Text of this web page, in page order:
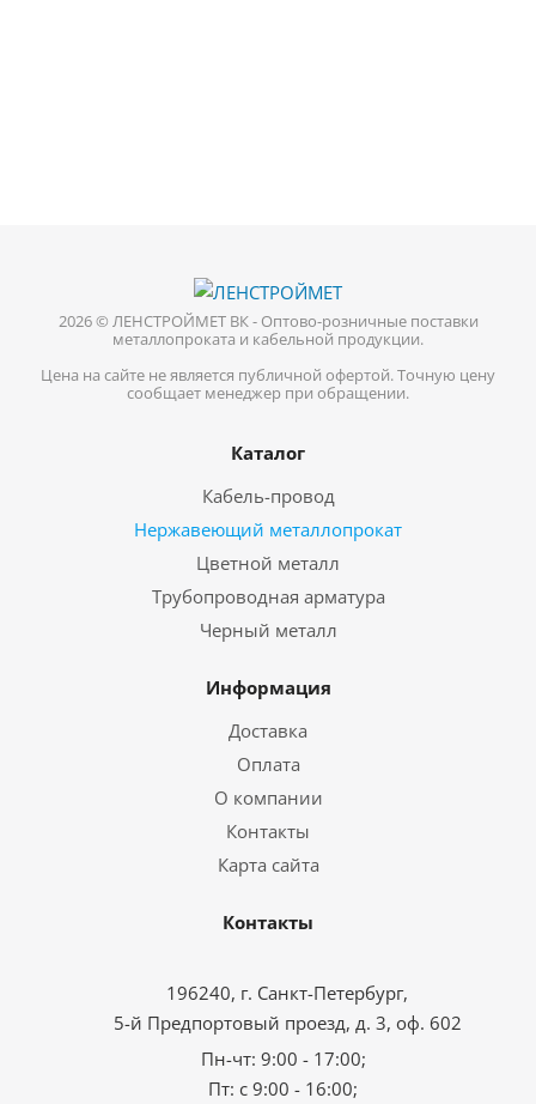
2026 © ЛЕНСТРОЙМЕТ ВК - Оптово-розничные поставки
металлопроката и кабельной продукции.
Цена на сайте не является публичной офертой. Точную цену
сообщает менеджер при обращении.
Каталог
Кабель-провод
Нержавеющий металлопрокат
Цветной металл
Трубопроводная арматура
Черный металл
Информация
Доставка
Оплата
О компании
Контакты
Карта сайта
Контакты
196240, г. Санкт-Петербург,
5-й Предпортовый проезд, д. 3, оф. 602
Пн-чт: 9:00 - 17:00;
Пт: с 9:00 - 16:00;